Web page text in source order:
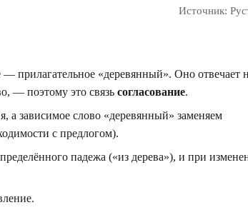
Источник:
— прилагательное «деревянный». Оно отвечает
— поэтому это связь согласование.
а зависимое слово «деревянный» заменяем
с предлогом).
падежа («из дерева»), и при